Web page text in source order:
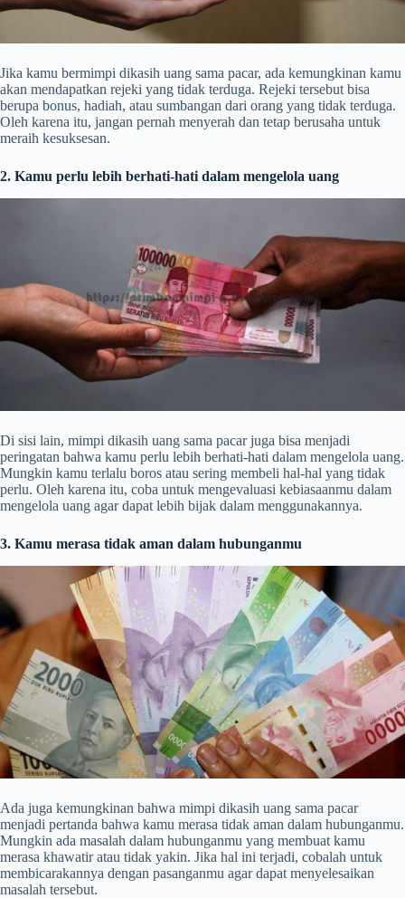
Jika kamu bermimpi dikasih uang sama pacar, ada kemungkinan kamu
akan mendapatkan rejeki yang tidak terduga. Rejeki tersebut bisa
berupa bonus, hadiah, atau sumbangan dari orang yang tidak terduga.
Oleh karena itu, jangan pernah menyerah dan tetap berusaha untuk
meraih kesuksesan.
2. Kamu perlu lebih berhati-hati dalam mengelola uang
Di sisi lain, mimpi dikasih uang sama pacar juga bisa menjadi
peringatan bahwa kamu perlu lebih berhati-hati dalam mengelola uang.
Mungkin kamu terlalu boros atau sering membeli hal-hal yang tidak
perlu. Oleh karena itu, coba untuk mengevaluasi kebiasaanmu dalam
mengelola uang agar dapat lebih bijak dalam menggunakannya.
3. Kamu merasa tidak aman dalam hubunganmu
Ada juga kemungkinan bahwa mimpi dikasih uang sama pacar
menjadi pertanda bahwa kamu merasa tidak aman dalam hubunganmu.
Mungkin ada masalah dalam hubunganmu yang membuat kamu
merasa khawatir atau tidak yakin. Jika hal ini terjadi, cobalah untuk
membicarakannya dengan pasanganmu agar dapat menyelesaikan
masalah tersebut.